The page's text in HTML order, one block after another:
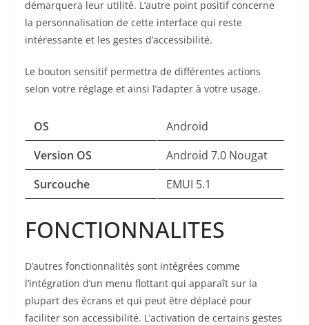
démarquera leur utilité. L’autre point positif concerne
la personnalisation de cette interface qui reste
intéressante et les gestes d’accessibilité.
Le bouton sensitif permettra de différentes actions
selon votre réglage et ainsi l’adapter à votre usage.
OS
Android
Version OS
Android 7.0 Nougat
Surcouche
EMUI 5.1
FONCTIONNALITES
D’autres fonctionnalités sont intégrées comme
l’intégration d’un menu flottant qui apparaît sur la
plupart des écrans et qui peut être déplacé pour
faciliter son accessibilité. L’activation de certains gestes